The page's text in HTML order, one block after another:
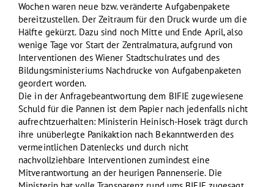
Wochen waren neue bzw. veränderte Aufgabenpakete
bereitzustellen. Der Zeitraum für den Druck wurde um die
Hälfte gekürzt. Dazu sind noch Mitte und Ende April, also
wenige Tage vor Start der Zentralmatura, aufgrund von
Interventionen des Wiener Stadtschulrates und des
Bildungsministeriums Nachdrucke von Aufgabenpaketen
geordert worden.
Die in der Anfragebeantwortung dem BIFIE zugewiesene
Schuld für die Pannen ist dem Papier nach jedenfalls nicht
aufrechtzuerhalten: Ministerin Heinisch-Hosek trägt durch
ihre unüberlegte Panikaktion nach Bekanntwerden des
vermeintlichen Datenlecks und durch nicht
nachvollziehbare Interventionen zumindest eine
Mitverantwortung an der heurigen Pannenserie. Die